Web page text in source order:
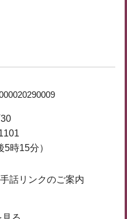
時15分）
手話リンクのご案内